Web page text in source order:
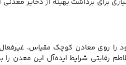
روی معادن کوچک مقیاس، غیرفعال
رقابتی شرایط ایده‌آل این معدن را